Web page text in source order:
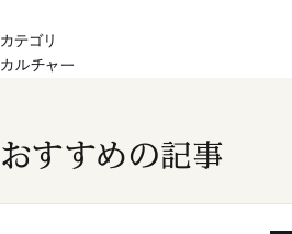
カテゴリ
カルチャー
おすすめの記事